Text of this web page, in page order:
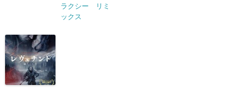
ラクシー リミ
ックス